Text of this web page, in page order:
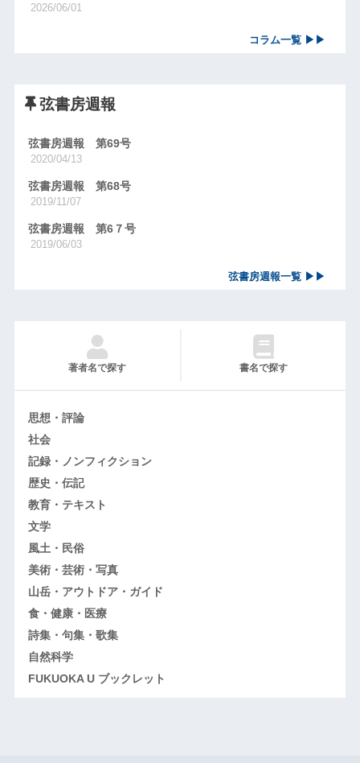
2026/06/01
コラム一覧 ▶▶
弦書房週報
弦書房週報 第69号
2020/04/13
弦書房週報 第68号
2019/11/07
弦書房週報 第6７号
2019/06/03
弦書房週報一覧 ▶▶
著者名で探す 書名で探す
思想・評論
社会
記録・ノンフィクション
歴史・伝記
教育・テキスト
文学
風土・民俗
美術・芸術・写真
山岳・アウトドア・ガイド
食・健康・医療
詩集・句集・歌集
自然科学
FUKUOKA U ブックレット